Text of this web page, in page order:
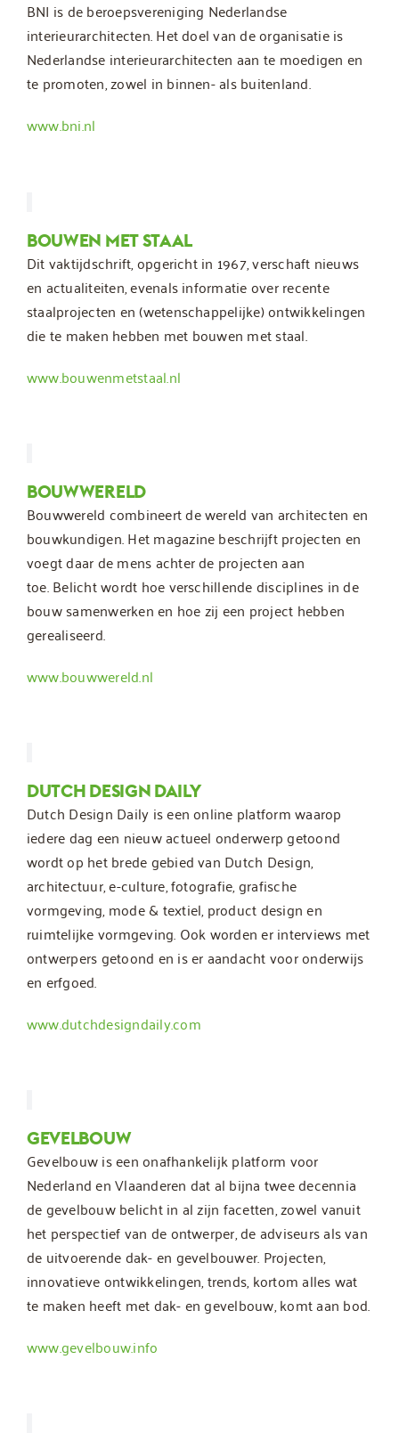
BNI is de beroepsvereniging Nederlandse
interieurarchitecten. Het doel van de organisatie is
Nederlandse interieurarchitecten aan te moedigen en
te promoten, zowel in binnen- als buitenland.
www.bni.nl
BOUWEN MET STAAL
Dit vaktijdschrift, opgericht in 1967, verschaft nieuws
en actualiteiten, evenals informatie over recente
staalprojecten en (wetenschappelijke) ontwikkelingen
die te maken hebben met bouwen met staal.
www.bouwenmetstaal.nl
BOUWWERELD
Bouwwereld combineert de wereld van architecten en
bouwkundigen. Het magazine beschrijft projecten en
voegt daar de mens achter de projecten aan
toe. Belicht wordt hoe verschillende disciplines in de
bouw samenwerken en hoe zij een project hebben
gerealiseerd.
www.bouwwereld.nl
DUTCH DESIGN DAILY
Dutch Design Daily is een online platform waarop
iedere dag een nieuw actueel onderwerp getoond
wordt op het brede gebied van Dutch Design,
architectuur, e-culture, fotografie, grafische
vormgeving, mode & textiel, product design en
ruimtelijke vormgeving. Ook worden er interviews met
ontwerpers getoond en is er aandacht voor onderwijs
en erfgoed.
www.dutchdesigndaily.com
GEVELBOUW
Gevelbouw is een onafhankelijk platform voor
Nederland en Vlaanderen dat al bijna twee decennia
de gevelbouw belicht in al zijn facetten, zowel vanuit
het perspectief van de ontwerper, de adviseurs als van
de uitvoerende dak- en gevelbouwer. Projecten,
innovatieve ontwikkelingen, trends, kortom alles wat
te maken heeft met dak- en gevelbouw, komt aan bod.
www.gevelbouw.info